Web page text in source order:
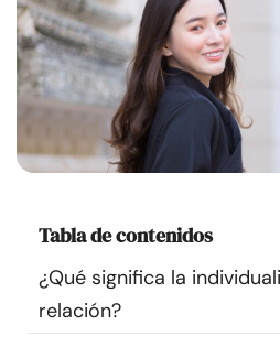
Ayuda
Cursos
Recursos
Encuentra un terapeuta
Idioma
Tabla de contenidos
¿Qué significa la
relación?